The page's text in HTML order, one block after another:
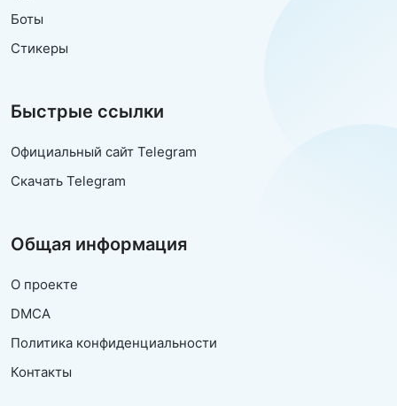
Боты
Стикеры
Быстрые ссылки
Официальный сайт Telegram
Скачать Telegram
Общая информация
О проекте
DMCA
Политика конфиденциальности
Контакты